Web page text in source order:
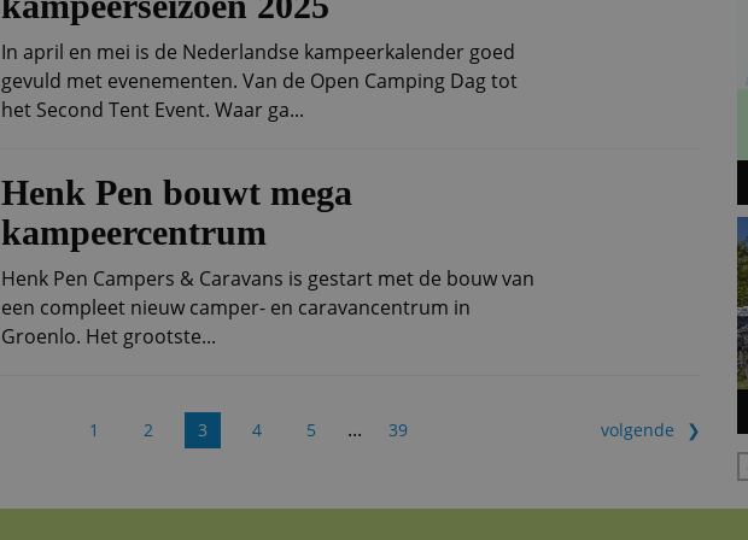
In april en mei is de Nederlandse kampeerkalender goed
gevuld met evenementen. Van de Open Camping Dag tot
het Second Tent Event. Waar ga...
Henk Pen bouwt mega
kampeercentrum
Henk Pen Campers & Caravans is gestart met de bouw van
een compleet nieuw camper- en caravancentrum in
Groenlo. Het grootste...
1 2 3 4 5 ... 39 volgende